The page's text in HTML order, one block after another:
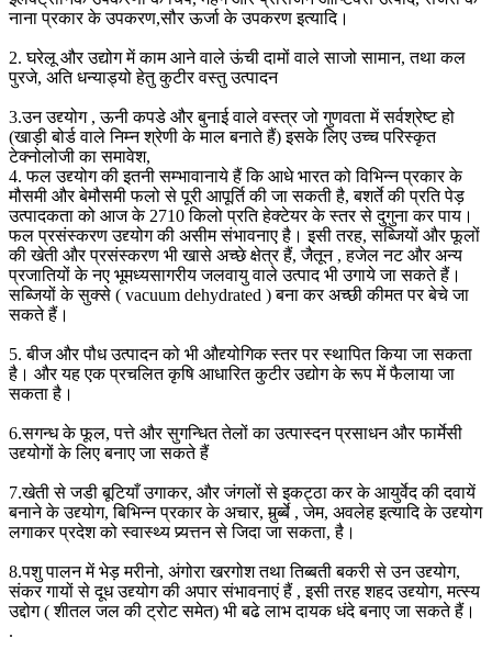
नाना प्रकार के उपकरण,सौर ऊर्जा के उपकरण इत्यादि।
2. घरेलू और उद्योग में काम आने वाले ऊंची दामों वाले साजो सामान, तथा कल
पुरजे, अति धन्याड्यो हेतु कुटीर वस्तु उत्पादन
3.उन उद्द्योग , ऊनी कपडे और बुनाई वाले वस्त्र जो गुणवता में सर्वश्रेष्ट हो
(खाड़ी बोर्ड वाले निम्न श्रेणी के माल बनाते हैं) इसके लिए उच्च परिस्कृत
टेक्नोलोजी का समावेश,
4. फल उद्द्योग की इतनी सम्भावानाये हैं कि आधे भारत को विभिन्न प्रकार के
मौसमी और बेमौसमी फलो से पूरी आपूर्ति की जा सकती है, बशर्ते की प्रति पेड़
उत्पादकता को आज के 2710 किलो प्रति हेक्टेयर के स्तर से दुगुना कर पाय।
फल प्रसंस्करण उद्द्योग की असीम संभावनाए है। इसी तरह, सब्जियों और फूलों
की खेती और प्रसंस्करण भी खासे अच्छे क्षेत्र हैं, जैतून , हजेल नट और अन्य
प्रजातियों के नए भूमध्यसागरीय जलवायु वाले उत्पाद भी उगाये जा सकते हैं।
सब्जियों के सुक्से ( vacuum dehydrated ) बना कर अच्छी कीमत पर बेचे जा
सकते हैं।
5. बीज और पौध उत्पादन को भी औद्द्योगिक स्तर पर स्थापित किया जा सकता
है। और यह एक प्रचलित कृषि आधारित कुटीर उद्योग के रूप में फैलाया जा
सकता है।
6.सगन्ध के फूल, पत्ते और सुगन्धित तेलों का उत्पास्दन प्रसाधन और फार्मेसी
उद्द्योगों के लिए बनाए जा सकते हैं
7.खेती से जडी बूटियाँ उगाकर, और जंगलों से इकट्ठा कर के आयुर्वेद की दवायें
बनाने के उद्द्योग, बिभिन्न प्रकार के अचार, मुर्र्ब्बे , जेम, अवलेह इत्यादि के उद्द्योग
लगाकर प्रदेश को स्वास्थ्य प्र्यत्तन से जिदा जा सकता, है।
8.पशु पालन में भेड़ मरीनो, अंगोरा खरगोश तथा तिब्बती बकरी से उन उद्द्योग,
संकर गायों से दूध उद्द्योग की अपार संभावनाएं हैं , इसी तरह शहद उद्द्योग, मत्स्य
उद्दोग ( शीतल जल की ट्रोट समेत) भी बढे लाभ दायक धंदे बनाए जा सकते हैं।
.